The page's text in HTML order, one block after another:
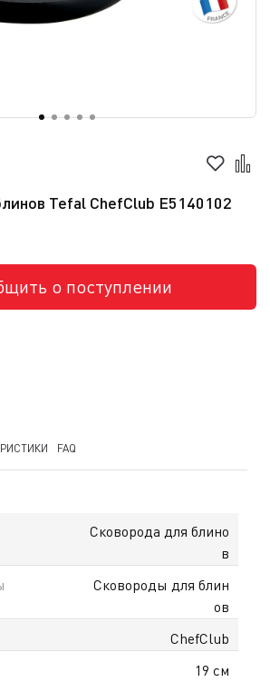
Tefal ChefClub E5140102
о поступлении
FAQ
Сковорода для блино
в
Сковороды для блин
ов
ChefСlub
19 см